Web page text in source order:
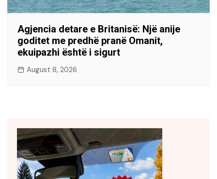
Agjencia detare e Britanisë: Një anije
goditet me predhë pranë Omanit,
ekuipazhi është i sigurt
August 8, 2026